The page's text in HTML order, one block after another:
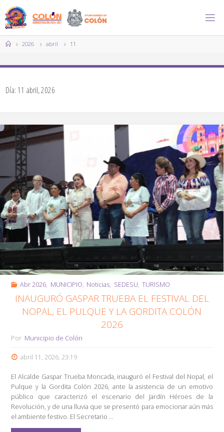
contenido
Página2026 abril 11
Día: 11 abril, 2026
Abr 2026, MUNICIPIO, Noticias, SEDESU, TURISMO
INAUGURÓ GASPAR TRUEBA EL FESTIVAL DEL
NOPAL, EL PULQUE Y LA GORDITA COLÓN
2026
Por Municipio de Colón
abril 11, 2026, 23:19
El Alcalde Gaspar Trueba Moncada, inauguró el Festival del Nopal, el
Pulque y la Gordita Colón 2026, ante la asistencia de un emotivo
público que caracterizó el escenario del Jardín Héroes de la
Revolución, y de una lluvia que se presentó para emocionar aún más
el ambiente festivo. El Secretario …